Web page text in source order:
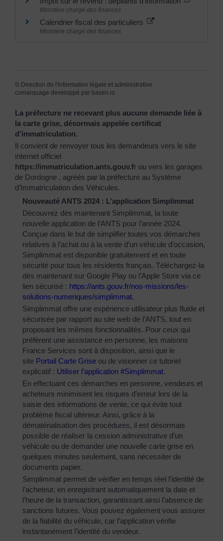
Ministère chargé des finances
Calendrier fiscal des particuliers
Ministère chargé des finances
© Direction de l'information légale et administrative
comarquage developpé par baseo.io
La préfecture ne recevant plus aucune demande liée à
la carte grise, désormais appelée certificat
d’immatriculation.
Il convient de renvoyer tous les demandeurs vers le site
internet officiel
https://immatriculation.ants.gouv.fr ou vers les garages
de Dordogne , agréés par la préfecture au Système
d’Immatriculation des Véhicules.
Nouveauté ANTS 2024 : L’application Simplimmat
Découvrez dès maintenant Simplimmat, la toute
nouvelle application de l’ANTS pour l’année 2024.
Conçue dans le but de simplifier toutes vos démarches
relatives à l’achat ou à la vente d’un véhicule d’occasion,
Simplimmat est disponible gratuitement et en toute
sécurité pour tous les résidents français. Téléchargez-la
dès maintenant sur Google Play ou l’Apple Store via ce
lien sécurisé : https://ants.gouv.fr/nos-missions/les-
solutions-numeriques/simplimmat.
Simplimmat offre une expérience utilisateur plus fluide et
sécurisée par rapport au site web de l’ANTS, tout en
proposant les mêmes fonctionnalités. Pour ceux qui
préfèrent une assistance en personne, les maisons
France Services sont à disposition, ainsi que le
site Portail Carte Grise ou de visionner ce tutoriel
explicatif : Utiliser l’application #Simplimmat.
En effectuant ces démarches en personne, vendeurs et
acheteurs minimisent les risques d’erreur lors de la
saisie des informations de vente, ce qui évite tout
problème fiscal ultérieur. Ainsi, grâce à la
dématérialisation des procédures, il est désormais
possible de réaliser la cession administrative d’un
véhicule ou de demander une nouvelle carte grise en
quelques minutes seulement, sans nécessiter de
documents papier.
Simplimmat permet de vérifier en temps réel l’identité de
l’acheteur, en enregistrant automatiquement la date et
l’heure de la transaction, garantissant ainsi l’absence de
sanctions futures. Vous pouvez également vous assurer
de la fiabilité du véhicule, car l’application vérifie
instantanément l’identité du vendeur.